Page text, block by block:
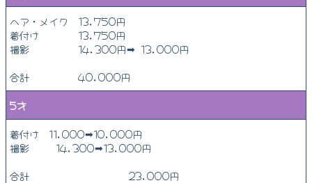
ヘア・メイク 13,750円
着付け 13,750円
撮影 14,300円➡ 13,000円
合計 40,000円
5才
着付け 11,000➡10,000円
撮影 14,300➡13,000円
合計 23,000円